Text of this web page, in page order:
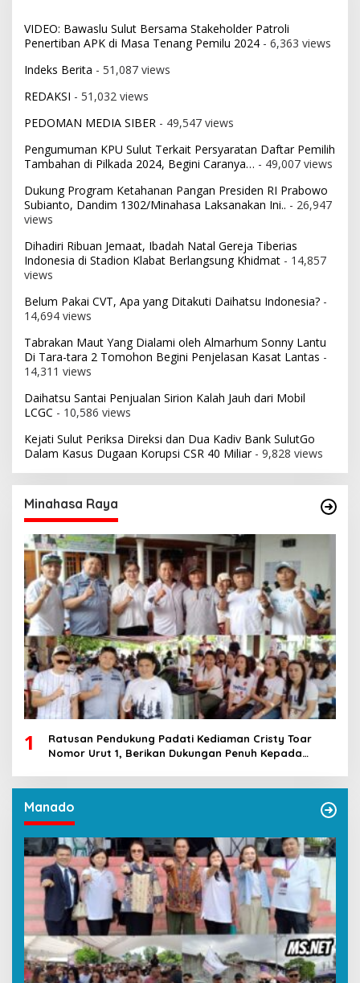
VIDEO: Bawaslu Sulut Bersama Stakeholder Patroli
Penertiban APK di Masa Tenang Pemilu 2024 - 6,363 views
Indeks Berita - 51,087 views
REDAKSI - 51,032 views
PEDOMAN MEDIA SIBER - 49,547 views
Pengumuman KPU Sulut Terkait Persyaratan Daftar Pemilih
Tambahan di Pilkada 2024, Begini Caranya… - 49,007 views
Dukung Program Ketahanan Pangan Presiden RI Prabowo
Subianto, Dandim 1302/Minahasa Laksanakan Ini.. - 26,947
views
Dihadiri Ribuan Jemaat, Ibadah Natal Gereja Tiberias
Indonesia di Stadion Klabat Berlangsung Khidmat - 14,857
views
Belum Pakai CVT, Apa yang Ditakuti Daihatsu Indonesia? -
14,694 views
Tabrakan Maut Yang Dialami oleh Almarhum Sonny Lantu
Di Tara-tara 2 Tomohon Begini Penjelasan Kasat Lantas -
14,311 views
Daihatsu Santai Penjualan Sirion Kalah Jauh dari Mobil
LCGC - 10,586 views
Kejati Sulut Periksa Direksi dan Dua Kadiv Bank SulutGo
Dalam Kasus Dugaan Korupsi CSR 40 Miliar- 9,828 views
Minahasa Raya
1
Ratusan Pendukung Padati Kediaman Cristy Toar
Nomor Urut 1, Berikan Dukungan Penuh Kepada
Manado